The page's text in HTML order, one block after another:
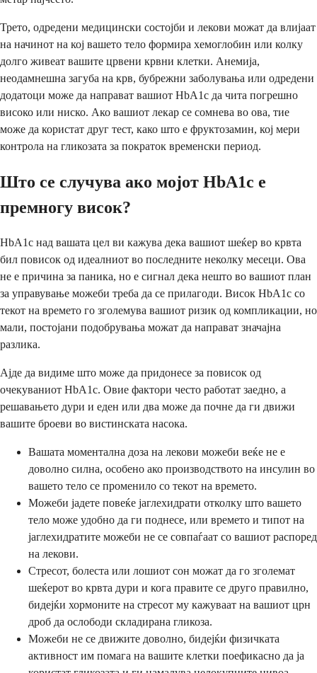
Трето, одредени медицински состојби и лекови можат да влијаат
на начинот на кој вашето тело формира хемоглобин или колку
долго живеат вашите црвени крвни клетки. Анемија,
неодамнешна загуба на крв, бубрежни заболувања или одредени
додатоци може да направат вашиот HbA1c да чита погрешно
високо или ниско. Ако вашиот лекар се сомнева во ова, тие
може да користат друг тест, како што е фруктозамин, кој мери
контрола на гликозата за пократок временски период.
Што се случува ако мојот HbA1c е
премногу висок?
HbA1c над вашата цел ви кажува дека вашиот шеќер во крвта
бил повисок од идеалниот во последните неколку месеци. Ова
не е причина за паника, но е сигнал дека нешто во вашиот план
за управување можеби треба да се прилагоди. Висок HbA1c со
текот на времето го зголемува вашиот ризик од компликации, но
мали, постојани подобрувања можат да направат значајна
разлика.
Ајде да видиме што може да придонесе за повисок од
очекуваниот HbA1c. Овие фактори често работат заедно, а
решавањето дури и еден или два може да почне да ги движи
вашите броеви во вистинската насока.
Вашата моментална доза на лекови можеби веќе не е
доволно силна, особено ако производството на инсулин во
вашето тело се променило со текот на времето.
Можеби јадете повеќе јаглехидрати отколку што вашето
тело може удобно да ги поднесе, или времето и типот на
јаглехидратите можеби не се совпаѓаат со вашиот распоред
на лекови.
Стресот, болеста или лошиот сон можат да го зголемат
шеќерот во крвта дури и кога правите се друго правилно,
бидејќи хормоните на стресот му кажуваат на вашиот црн
дроб да ослободи складирана гликоза.
Можеби не се движите доволно, бидејќи физичката
активност им помага на вашите клетки поефикасно да ја